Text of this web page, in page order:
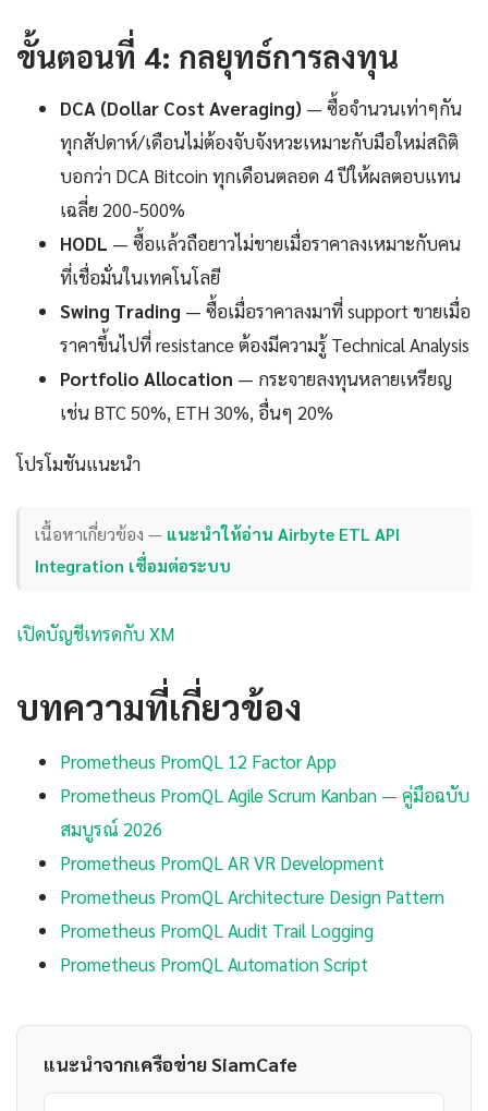
ขั้นตอนที่ 4: กลยุทธ์การลงทุน
DCA (Dollar Cost Averaging) — ซื้อจำนวนเท่าๆกัน
ทุกสัปดาห์/เดือนไม่ต้องจับจังหวะเหมาะกับมือใหม่สถิติ
บอกว่า DCA Bitcoin ทุกเดือนตลอด 4 ปีให้ผลตอบแทน
เฉลี่ย 200-500%
HODL — ซื้อแล้วถือยาวไม่ขายเมื่อราคาลงเหมาะกับคน
ที่เชื่อมั่นในเทคโนโลยี
Swing Trading — ซื้อเมื่อราคาลงมาที่ support ขายเมื่อ
ราคาขึ้นไปที่ resistance ต้องมีความรู้ Technical Analysis
Portfolio Allocation — กระจายลงทุนหลายเหรียญ
เช่น BTC 50%, ETH 30%, อื่นๆ 20%
โปรโมชันแนะนำ
เนื้อหาเกี่ยวข้อง — แนะนำให้อ่าน Airbyte ETL API
Integration เชื่อมต่อระบบ
เปิดบัญชีเทรดกับ XM
บทความที่เกี่ยวข้อง
Prometheus PromQL 12 Factor App
Prometheus PromQL Agile Scrum Kanban — คู่มือฉบับ
สมบูรณ์ 2026
Prometheus PromQL AR VR Development
Prometheus PromQL Architecture Design Pattern
Prometheus PromQL Audit Trail Logging
Prometheus PromQL Automation Script
แนะนำจากเครือข่าย SiamCafe